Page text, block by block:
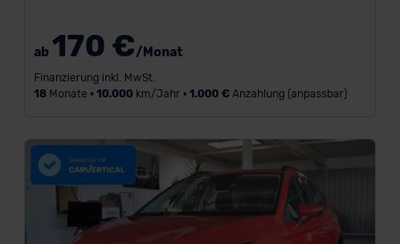
ab 170 €/Monat
Finanzierung inkl. MwSt.
18Monate • 10.000km/Jahr • 1.000 €Anzahlung (anpassbar)